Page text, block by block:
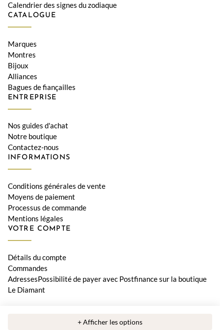
+ Afficher les options
Calendrier des signes du zodiaque
CATALOGUE
Marques
Montres
Bijoux
Alliances
Bagues de fiançailles
ENTREPRISE
Nos guides d'achat
Notre boutique
Contactez-nous
INFORMATIONS
Conditions générales de vente
Moyens de paiement
Processus de commande
Mentions légales
VOTRE COMPTE
Détails du compte
Commandes
AdressesPossibilité de payer avec Postfinance sur la boutique
Le Diamant